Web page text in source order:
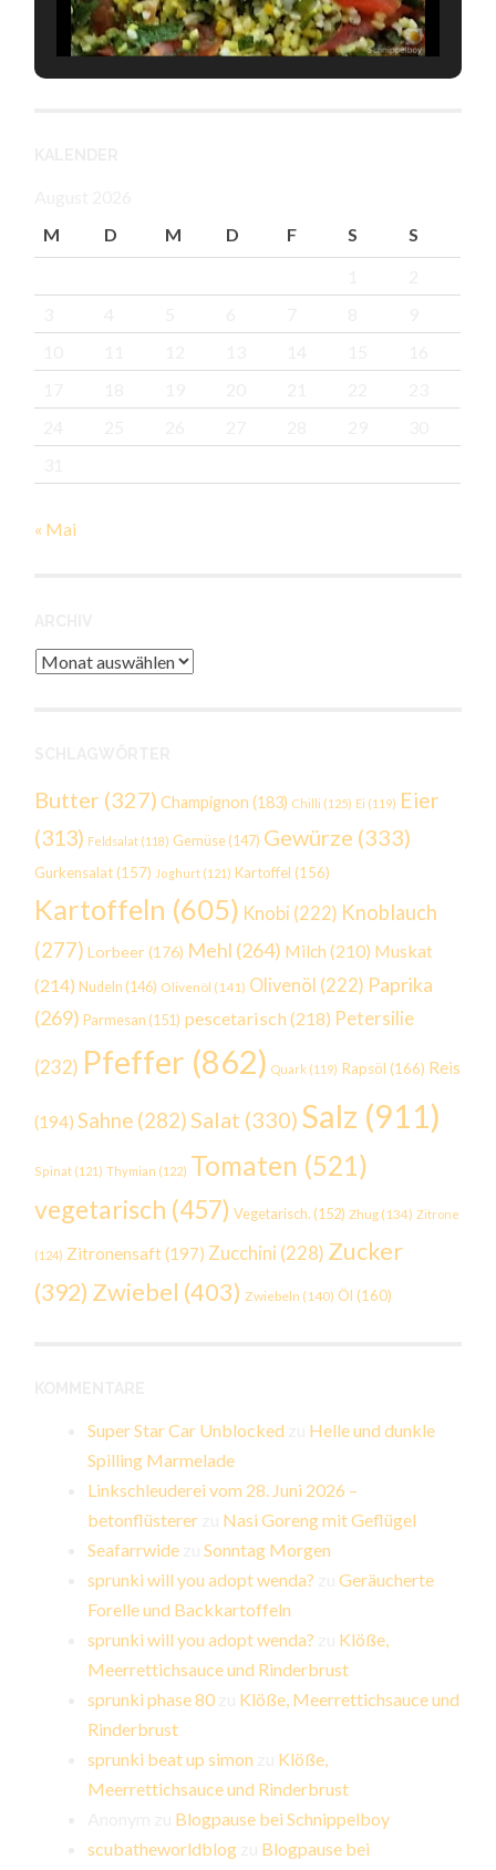
M
D M D F S
S
« Mai
Archiv
Butter (327) Champignon (183) Chilli (125) Ei (119) Eier
(313) Feldsalat (118) Gemüse (147) Gewürze (333)
Gurkensalat (157) Joghurt (121) Kartoffel (156)
Kartoffeln (605) Knobi (222) Knoblauch
(277) Lorbeer (176) Mehl (264) Milch (210) Muskat
(214) Nudeln (146) Olivenöl (141) Olivenöl (222) Paprika
(269) Parmesan (151) pescetarisch (218) Petersilie
(232) Pfeffer (862) Quark (119) Rapsöl (166) Reis
(194) Sahne (282) Salat (330) Salz (911)
Spinat (121) Thymian (122) Tomaten (521)
vegetarisch (457) Vegetarisch. (152) Zhug (134) Zitrone
(124) Zitronensaft(197) Zucchini (228) Zucker
(392) Zwiebel (403) Zwiebeln (140) Öl (160)
Super Star Car Unblocked
Helle und dunkle
Spilling Marmelade
Linkschleuderei vom 28. Juni 2026 –
betonflüsterer
Nasi Goreng mit Geflügel
Seafarrwide zuSonntag Morgen
sprunki will you adopt wenda? zuGeräucherte
Forelle und Backkartoffeln
sprunki will you adopt wenda?
Klöße,
Meerrettichsauce und Rinderbrust
sprunki phase 80
Klöße, Meerrettichsauce und
Rinderbrust
sprunki beat up simon
Klöße,
Meerrettichsauce und Rinderbrust
Blogpause bei Schnippelboy
scubatheworldblog
Blogpause bei